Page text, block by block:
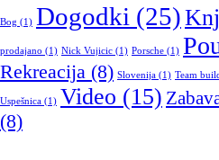
Bog (1) Dogodki (25)
prodajano (1) Nick Vujicic (1) Porsche (1)
Rekreacija (8) Slovenija (1) Team
Uspešnica (1) Video (15)
(8)